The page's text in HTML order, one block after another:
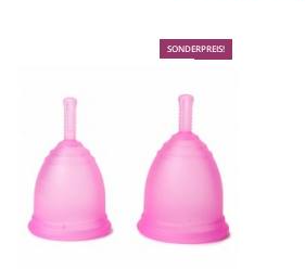
-40%
SONDERPREIS!